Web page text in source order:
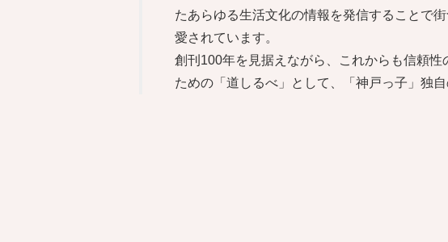
たあらゆる生活文化の情報を発信することで
愛されています。
創刊100年を見据えながら、これからも信頼
ための「道しるべ」として、「神戸っ子」独